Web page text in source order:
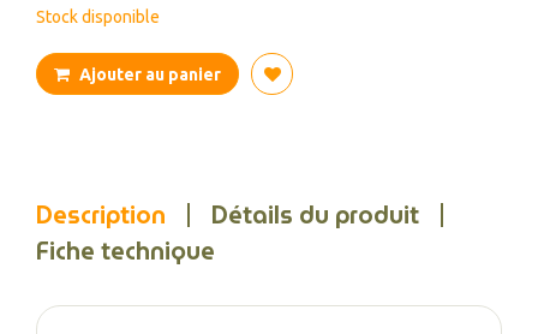
Stock disponible
Ajouter au panier
Description
Détails du produit
Fiche technique